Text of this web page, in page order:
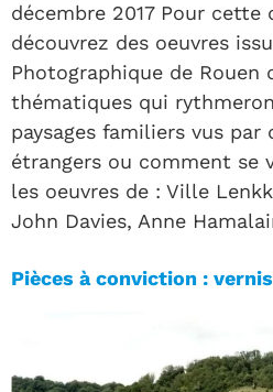
décembre 2017 Pour cette
découvrez des oeuvres
Photographique de
thématiques qui
paysages familiers vus par
étrangers ou comment se
les oeuvres de : Ville
John Davies, Anne
Pièces à conviction :